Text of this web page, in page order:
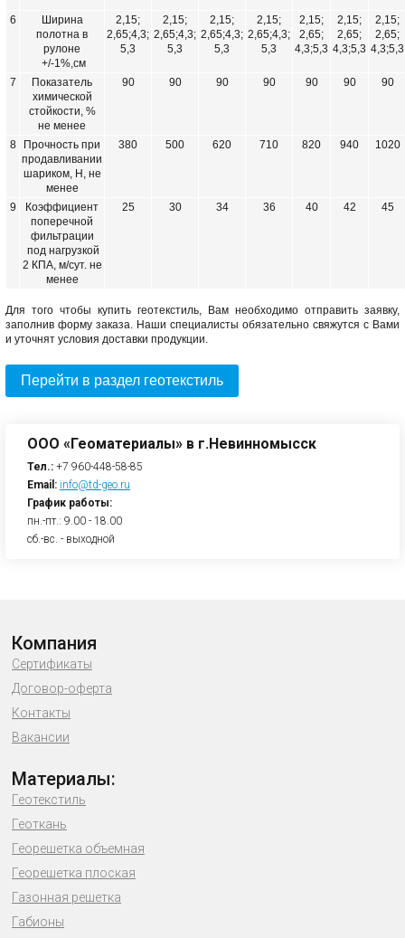
6
Ширина
полотна в
рулоне
+/-1%,см
2,15;
2,65;4,3;
5,3
2,15;
2,65;4,3;
5,3
2,15;
2,65;4,3;
5,3
2,15;
2,65;4,3;
5,3
2,15;
2,65;
4,3;5,3
2,15;
2,65;
4,3;5,3
2,15;
2,65;
4,3;5,3
7
Показатель
химической
стойкости, %
не менее
90 90 90 90 90 90 90
8
Прочность при
продавливании
шариком, Н, не
менее
380 500 620 710 820 940 1020
9
Коэффициент
поперечной
фильтрации
под нагрузкой
2 КПА, м/сут. не
менее
25 30 34 36 40 42 45
Для того чтобы купить геотекстиль, Вам необходимо отправить заявку,
заполнив форму заказа. Наши специалисты обязательно свяжутся с Вами
и уточнят условия доставки продукции.
Перейти в раздел геотекстиль
ООО «Геоматериалы» в г.Невинномысск
Тел.: +7 960-448-58-85
Email: info@td-geo.ru
График работы:
пн.-пт.: 9.00 - 18.00
сб.-вс. - выходной
Компания
Сертификаты
Договор-оферта
Контакты
Вакансии
Материалы:
Геотекстиль
Геоткань
Георешетка объемная
Георешетка плоская
Газонная решетка
Габионы